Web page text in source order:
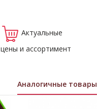
Актуальные
цены и ассортимент
Аналогичные товары